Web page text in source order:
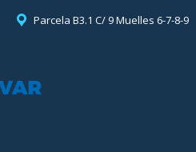
Parcela B3.1 C/ 9 Muelles 6-7-8-9